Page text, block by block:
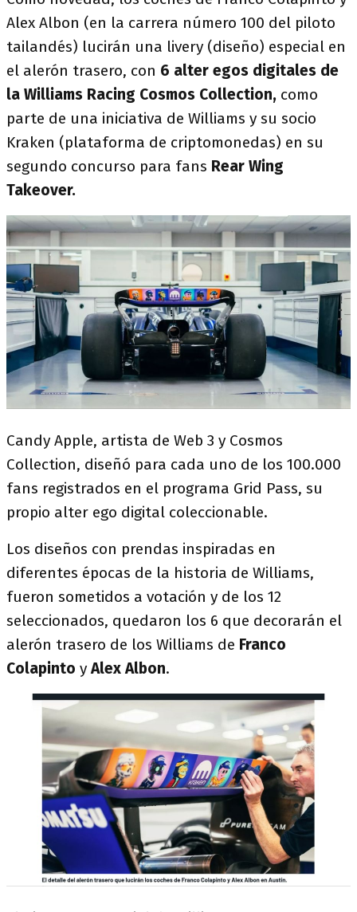
Alex Albon (en la carrera número 100 del piloto
tailandés) lucirán una livery (diseño) especial en
el alerón trasero, con 6 alter egos digitales de
la Williams Racing Cosmos Collection, como
parte de una iniciativa de Williams y su socio
Kraken (plataforma de criptomonedas) en su
segundo concurso para fans Rear Wing
Takeover.
Candy Apple, artista de Web 3 y Cosmos
Collection, diseñó para cada uno de los 100.000
fans registrados en el programa Grid Pass, su
propio alter ego digital coleccionable.
Los diseños con prendas inspiradas en
diferentes épocas de la historia de Williams,
fueron sometidos a votación y de los 12
seleccionados, quedaron los 6 que decorarán el
alerón trasero de los Williams de Franco
Colapinto yAlex Albon.